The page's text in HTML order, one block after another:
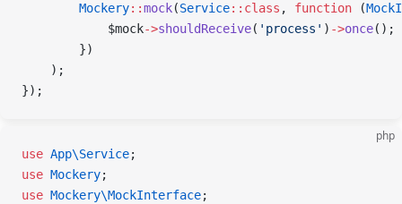
        Mockery
::mock(Service:: class , function (
            $mock
->shouldReceive( 'process' ) ->once();
        })
    );
});
php
use App\Service;
use Mockery;
use Mockery\MockInterface;